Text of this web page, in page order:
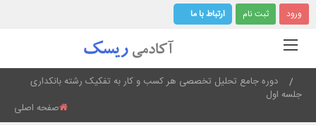
ورود ثبت نام ارتباط با ما
Current:
دوره جامع تحلیل تخصصی هر کسب و کار به تفکیک رشته بانکداری
جلسه اول
صفحه اصلی